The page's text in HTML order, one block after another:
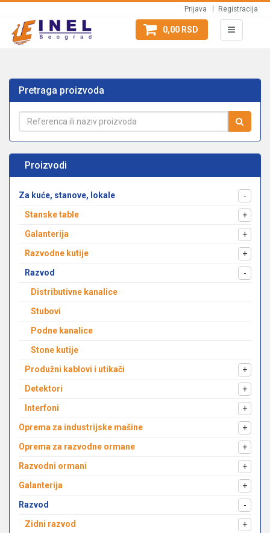
Prijava Registracija
0,00 RSD
Pretraga proizvoda
Proizvodi
Za kuće, stanove, lokale
-
Stanske table
+
Galanterija
+
Razvodne kutije
+
Razvod
-
Distributivne kanalice
Stubovi
Podne kanalice
Stone kutije
Produžni kablovi i utikači
+
Detektori
+
Interfoni
+
Oprema za industrijske mašine
+
Oprema za razvodne ormane
+
Razvodni ormani
+
Galanterija
+
Razvod
-
Zidni razvod
+